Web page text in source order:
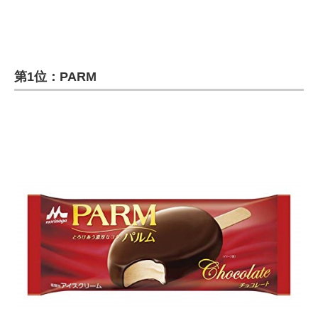
第1位：PARM